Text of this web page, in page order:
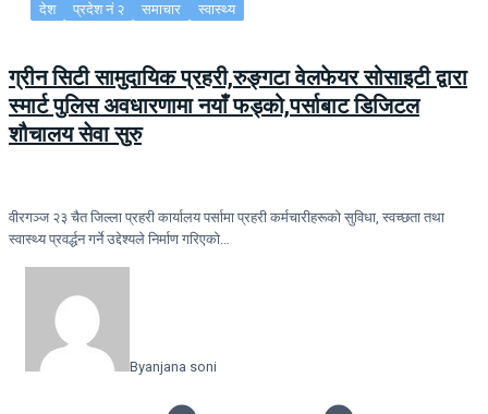
देश प्रदेश नं २ समाचार स्वास्थ्य
ग्रीन सिटी सामुदायिक प्रहरी,रुङ्गटा वेलफेयर सोसाइटी द्वारा
स्मार्ट पुलिस अवधारणामा नयाँ फड्को,पर्साबाट डिजिटल
शौचालय सेवा सुरु
वीरगञ्ज २३ चैत जिल्ला प्रहरी कार्यालय पर्सामा प्रहरी कर्मचारीहरूको सुविधा, स्वच्छता तथा
स्वास्थ्य प्रवर्द्धन गर्ने उद्देश्यले निर्माण गरिएको…
Byanjana soni